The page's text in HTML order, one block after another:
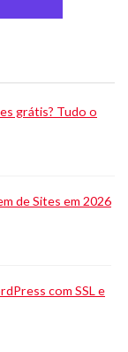
grátis? Tudo o
de Sites em 2026
com SSL e